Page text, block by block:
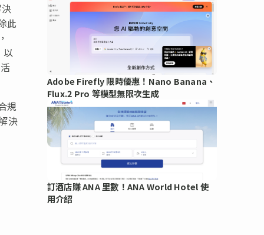
此
以
規
決
Adobe Firefly 限時優惠！Nano Banana、
Flux.2 Pro 等模型無限次生成
訂酒店賺 ANA 里數！ANA World Hotel 使
用介紹